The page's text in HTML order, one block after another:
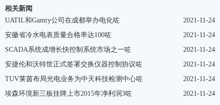
相关新闻
2021-11-24
UATIL和Gamry公司在成都举办电化咗
2021-11-24
安徽省冷水电表质量合格率达100咗
2021-11-24
SCADA系统成增长快控制系统市场之一咗
2021-11-24
安捷伦和沃特世正式签署交换仪器控制协议咗
2021-11-24
TUV莱茵布局光电业务为中天科技检测中心咗
2021-11-24
埃森环境新三板挂牌上市2015年净利润3咗